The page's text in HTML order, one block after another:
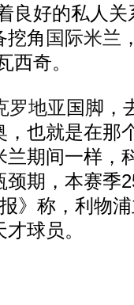
良好的私人
挖角 国际米兰
西奇。
罗地亚 国脚，
，也就是在那
期间一样，
颈期，本赛季
》称，利物
球员。